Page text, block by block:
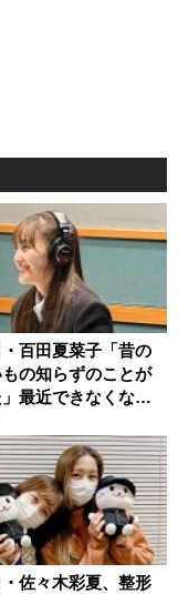
百田夏菜子「昔の
の知らずのことが
最近できなくなっ
佐々木彩夏、整形